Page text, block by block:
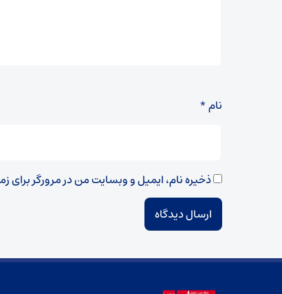
نام*
ذخیره نام، ایمیل و وبسایت من در مرورگر برای